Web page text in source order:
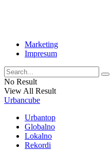
Marketing
Impresum
No Result
View All Result
Urbancube
Urbantop
Globalno
Lokalno
Rekordi